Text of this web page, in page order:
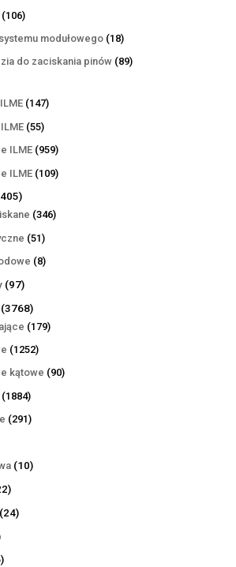
106106
produktów
modułowego 1818
produktów
do zaciskania pinów 8989
147147
5555
produktów
ILME 959959
produktów
ILME 109109
405405
produktów
346346
5151
produktów
88
9797
produktów
37683768
produktów
179179
12521252
produkty
kątowe 9090
18841884
produkty
291291
1010
22
produkty
2424
16